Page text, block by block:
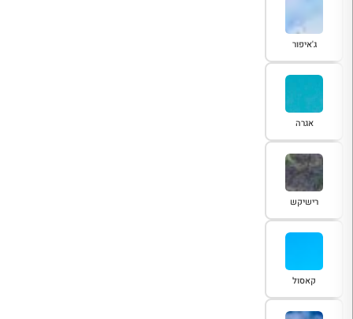
ג'איפור
אגרה
רישיקש
קאסול